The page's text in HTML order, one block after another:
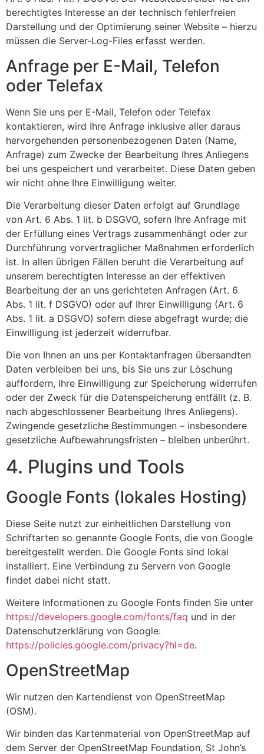
berechtigtes Interesse an der technisch fehlerfreien
Darstellung und der Optimierung seiner Website – hierzu
müssen die Server-Log-Files erfasst werden.
Anfrage per E-Mail, Telefon
oder Telefax
Wenn Sie uns per E-Mail, Telefon oder Telefax
kontaktieren, wird Ihre Anfrage inklusive aller daraus
hervorgehenden personenbezogenen Daten (Name,
Anfrage) zum Zwecke der Bearbeitung Ihres Anliegens
bei uns gespeichert und verarbeitet. Diese Daten geben
wir nicht ohne Ihre Einwilligung weiter.
Die Verarbeitung dieser Daten erfolgt auf Grundlage
von Art. 6 Abs. 1 lit. b DSGVO, sofern Ihre Anfrage mit
der Erfüllung eines Vertrags zusammenhängt oder zur
Durchführung vorvertraglicher Maßnahmen erforderlich
ist. In allen übrigen Fällen beruht die Verarbeitung auf
unserem berechtigten Interesse an der effektiven
Bearbeitung der an uns gerichteten Anfragen (Art. 6
Abs. 1 lit. f DSGVO) oder auf Ihrer Einwilligung (Art. 6
Abs. 1 lit. a DSGVO) sofern diese abgefragt wurde; die
Einwilligung ist jederzeit widerrufbar.
Die von Ihnen an uns per Kontaktanfragen übersandten
Daten verbleiben bei uns, bis Sie uns zur Löschung
auffordern, Ihre Einwilligung zur Speicherung widerrufen
oder der Zweck für die Datenspeicherung entfällt (z. B.
nach abgeschlossener Bearbeitung Ihres Anliegens).
Zwingende gesetzliche Bestimmungen – insbesondere
gesetzliche Aufbewahrungsfristen – bleiben unberührt.
4. Plugins und Tools
Google Fonts (lokales Hosting)
Diese Seite nutzt zur einheitlichen Darstellung von
Schriftarten so genannte Google Fonts, die von Google
bereitgestellt werden. Die Google Fonts sind lokal
installiert. Eine Verbindung zu Servern von Google
findet dabei nicht statt.
Weitere Informationen zu Google Fonts finden Sie unter
https://developers.google.com/fonts/faq und in der
Datenschutzerklärung von Google:
https://policies.google.com/privacy?hl=de.
OpenStreetMap
Wir nutzen den Kartendienst von OpenStreetMap
(OSM).
Wir binden das Kartenmaterial von OpenStreetMap auf
dem Server der OpenStreetMap Foundation, St John’s